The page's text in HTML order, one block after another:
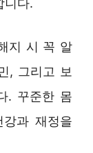
니다.
지 시 꼭 알
, 그리고 보
. 꾸준한 몸
과 재정을